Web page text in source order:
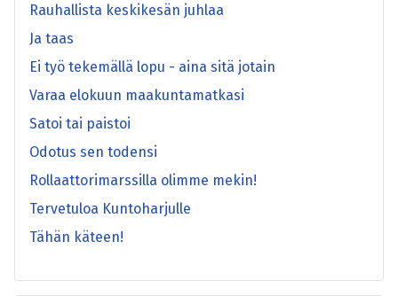
Rauhallista keskikesän juhlaa
Ja taas
Ei työ tekemällä lopu - aina sitä jotain
Varaa elokuun maakuntamatkasi
Satoi tai paistoi
Odotus sen todensi
Rollaattorimarssilla olimme mekin!
Tervetuloa Kuntoharjulle
Tähän käteen!